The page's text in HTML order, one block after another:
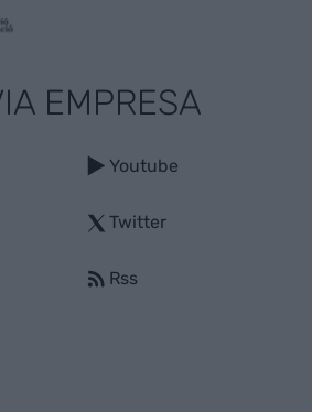
EMPRESA
Youtube
Twitter
Rss